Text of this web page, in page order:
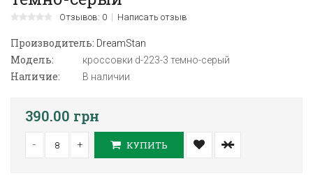
Отзывов: 0 Написать отзыв
Производитель: DreamStan
Модель: кроссовки d-223-3 темно-серый
Наличие: В наличии
390.00 грн
- + КУПИТЬ